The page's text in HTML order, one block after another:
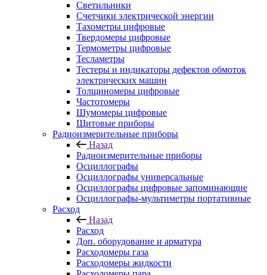
Светильники
Счетчики электрической энергии
Тахометры цифровые
Твердомеры цифровые
Термометры цифровые
Тесламетры
Тестеры и индикаторы дефектов обмоток
электрических машин
Толщиномеры цифровые
Частотомеры
Шумомеры цифровые
Щитовые приборы
Радиоизмерительные приборы
Назад
Радиоизмерительные приборы
Осциллографы
Осциллографы универсальные
Осциллографы цифровые запоминающие
Осциллографы-мультиметры портативные
Расход
Назад
Расход
Доп. оборудование и арматура
Расходомеры газа
Расходомеры жидкости